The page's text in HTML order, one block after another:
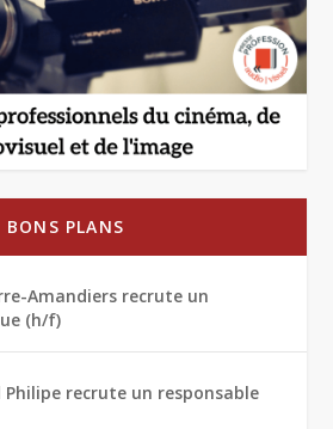
BONS PLANS
Amandiers recrute un
(h/f)
Philipe recrute un responsable